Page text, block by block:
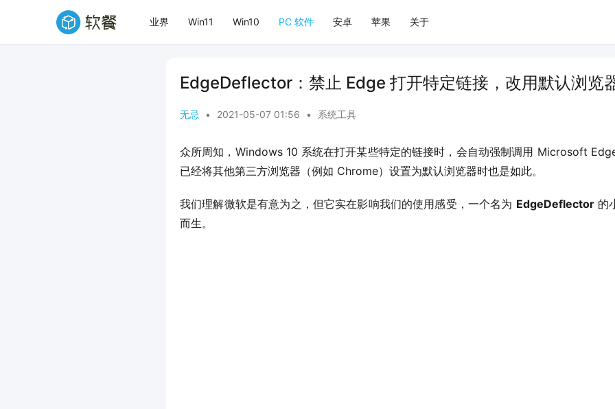
业界 Win11 Win10 PC 软件 安卓 苹果 关于
EdgeDeflector：禁止 Edge 打开特定链接，改用默认浏览
无忌 • 2021-05-07 01:56 • 系统工具
众所周知，Windows 10 系统在打开某些特定的链接时，会自动强制调用 Microsoft
已经将其他第三方浏览器（例如 Chrome）设置为默认浏览器时也是如此。
我们理解微软是有意为之，但它实在影响我们的使用感受，一个名为 EdgeDeflector 的
而生。